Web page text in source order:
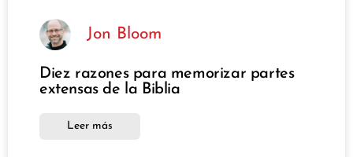
Jon Bloom
Diez razones para memorizar partes
extensas de la Biblia
Leer más